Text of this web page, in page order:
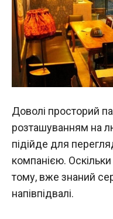
Доволі просторий
розташуванням на
підійде для
компанією.
тому, вже знаний
напівпідвалі.